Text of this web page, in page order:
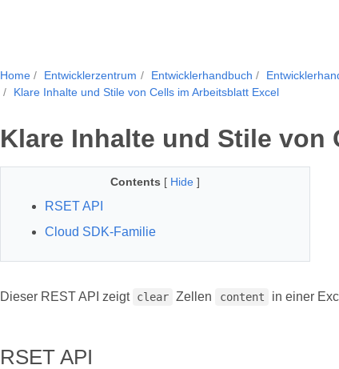
Home Entwicklerzentrum Entwicklerhandbuch
Klare Inhalte und Stile von Cells im Arbeitsblatt Excel
Klare Inhalte und Stile von
Contents [ Hide ]
RSET API
Cloud SDK-Familie
Dieser REST API zeigt clear Zellen content in einer
RSET API